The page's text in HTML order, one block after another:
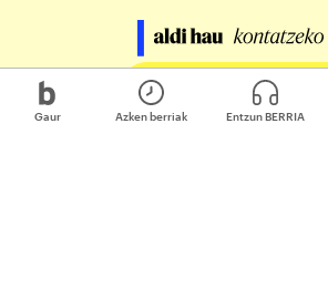
Gaur Azken berriak Entzun BERRIA
Egin zure ekarpena